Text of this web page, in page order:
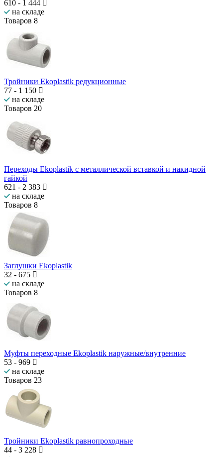
610 - 1 444
на складе
Товаров 8
Тройники Ekoplastik редукционные
77 - 1 150
на складе
Товаров 20
Переходы Ekoplastik с металлической вставкой и накидной
гайкой
621 - 2 383
на складе
Товаров 8
Заглушки Ekoplastik
32 - 675
на складе
Товаров 8
Муфты переходные Ekoplastik наружные/внутренние
53 - 969
на складе
Товаров 23
Тройники Ekoplastik равнопроходные
44 - 3 228